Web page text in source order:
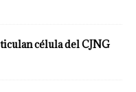
célula del CJNG